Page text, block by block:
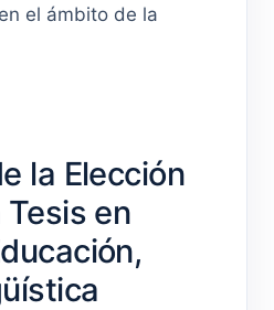
el ámbito de la
la Elección
en